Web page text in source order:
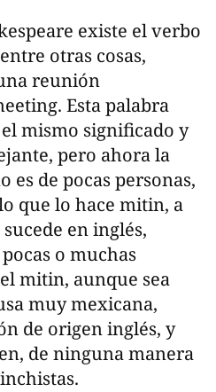
existe el verbo
otras cosas,
reunión
Esta palabra
mismo significado y
pero ahora la
de pocas personas,
que lo hace mitin, a
en inglés,
o muchas
mitin, aunque sea
muy mexicana,
de origen inglés, y
de ninguna manera